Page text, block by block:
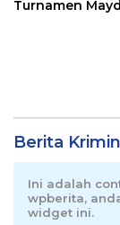
Turnamen
Berita
Ini adalah
wpberita,
widget ini.